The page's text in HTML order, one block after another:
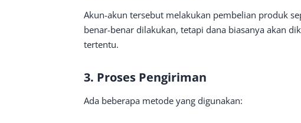
Akun-akun tersebut melakukan pembelian produk
benar-benar dilakukan, tetapi dana biasanya akan
tertentu.
3. Proses Pengiriman
Ada beberapa metode yang digunakan: